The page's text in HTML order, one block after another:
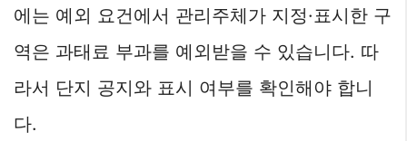
에는 예외 요건에서 관리주체가 지정·표시한 구
역은 과태료 부과를 예외받을 수 있습니다. 따
라서 단지 공지와 표시 여부를 확인해야 합니
다.